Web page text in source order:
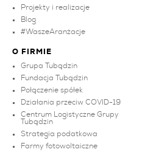
Projekty i realizacje
Blog
#WaszeAranżacje
O FIRMIE
Grupa Tubądzin
Fundacja Tubądzin
Połączenie spółek
Działania przeciw COVID-19
Centrum Logistyczne Grupy
Tubądzin
Strategia podatkowa
Farmy fotowoltaiczne